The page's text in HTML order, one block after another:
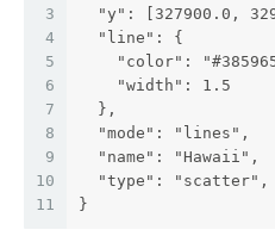
3
4
5
6
7
8
9
10
11
"y": [327900.0,
  "line": {
"color":
    "width": 1.5
  },
  "mode": "lines",
  "name": "Hawaii",
  "type": "scatter",
}